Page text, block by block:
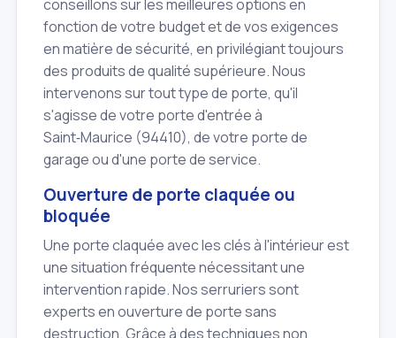
conseillons sur les meilleures options en
fonction de votre budget et de vos exigences
en matière de sécurité, en privilégiant toujours
des produits de qualité supérieure. Nous
intervenons sur tout type de porte, qu'il
s'agisse de votre porte d'entrée à
Saint‑Maurice (94410), de votre porte de
garage ou d'une porte de service.
Ouverture de porte claquée ou
bloquée
Une porte claquée avec les clés à l'intérieur est
une situation fréquente nécessitant une
intervention rapide. Nos serruriers sont
experts en ouverture de porte sans
destruction. Grâce à des techniques non